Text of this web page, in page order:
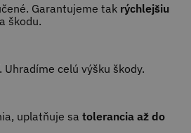
Garantujeme tak rýchlejšiu
škodu.
. Uhradíme celú výšku škody.
uplatňuje sa tolerancia až do